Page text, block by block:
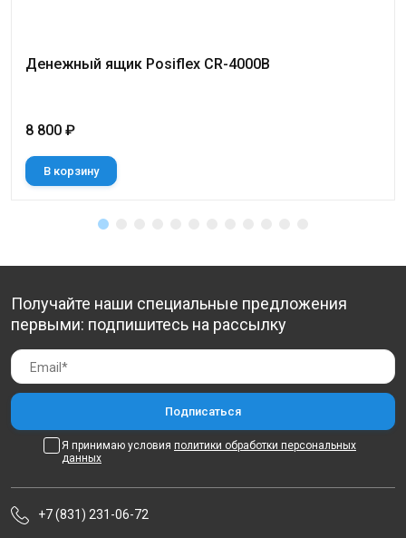
Денежный ящик Posiflex CR-4000B
8 800 ₽
В корзину
Получайте наши специальные предложения
первыми: подпишитесь на рассылку
Я принимаю условия политики обработки персональных
данных
+7 (831) 231-06-72